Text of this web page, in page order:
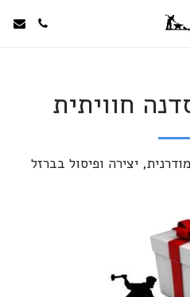
חוויתית
יצירה ופיסול בברזל